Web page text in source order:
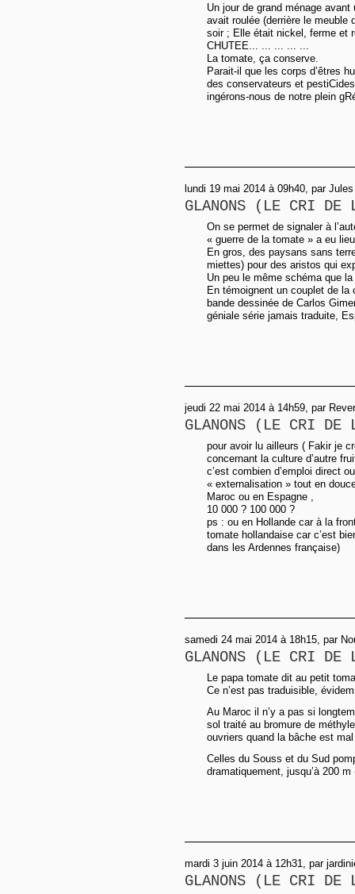
Un jour de grand ménage
avait roulée (derrière le meuble
soir ; Elle était nickel, ferme et
CHUTEE... ... ... ... ...
La tomate, ça conserve.
Parait-il que les corps d’êtres
des conservateurs et
ingérons-nous de notre plein
lundi 19 mai 2014 à 09h40, par
GLANONS (LE CRI DE
On se permet de signaler à
« guerre de la tomate » a eu
En gros, des paysans sans
miettes) pour des aristos qui
Un peu le même schéma que
En témoignent un couplet de la
bande dessinée de Carlos
géniale série jamais traduite,
jeudi 22 mai 2014 à 14h59, par
GLANONS (LE CRI DE
pour avoir lu ailleurs ( Fakir je
concernant la culture d’autre
c’est combien d’emploi direct
« externalisation » tout en
Maroc ou en Espagne ,
10 000 ? 100 000 ?
ps : ou en Hollande car à la
tomate hollandaise car c’est
dans les Ardennes française)
samedi 24 mai 2014 à 18h15, par
GLANONS (LE CRI DE
Le papa tomate dit au petit
Ce n’est pas traduisible,
Au Maroc il n’y a pas si
sol traité au bromure de
ouvriers quand la bâche est
Celles du Souss et du Sud
dramatiquement, jusqu’à 200
mardi 3 juin 2014 à 12h31, par
GLANONS (LE CRI DE